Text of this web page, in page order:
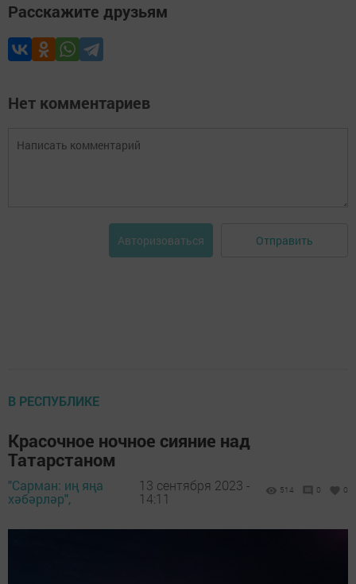
Расскажите друзьям
Нет комментариев
Авторизоваться Отправить
В РЕСПУБЛИКЕ
Красочное ночное сияние над
Татарстаном
"Сарман: иң яңа
хәбәрләр",
13 сентября 2023 -
14:11
514 0 0